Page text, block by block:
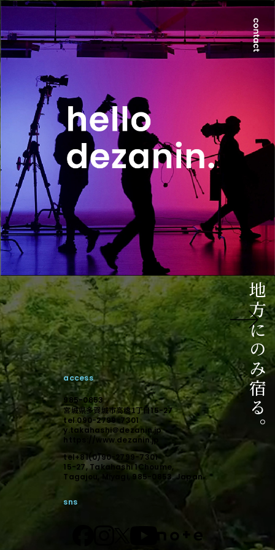
世界が求める本質は、地方にのみ宿る。
相談からのスタートでも構いません。
未来に向けて顕在化しましょう。
ご相談はこちら
デザインで顕在化する。
access
985-0853
宮城県多賀城市高橋1丁目15-27
tel.090-2799-7301
y.takahashi＠dezanin.jp
https://www.dezanin.jp
tel+81(0)90-2799-7301
15-27, Takahashi 1Choume,
Tagajou, Miyagi, 985-0853. Japan
sns